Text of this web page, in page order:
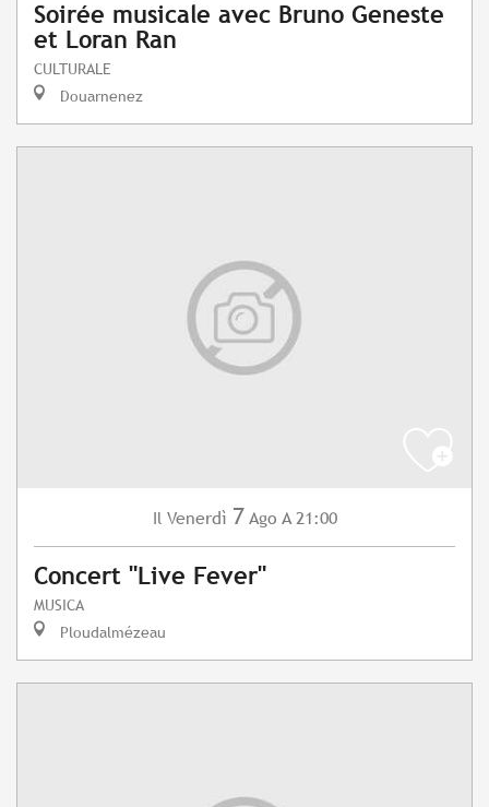
Soirée musicale avec Bruno Geneste
et Loran Ran
CULTURALE
Douarnenez
Il Venerdì 7 Ago A 21:00
Concert "Live Fever"
MUSICA
Ploudalmézeau